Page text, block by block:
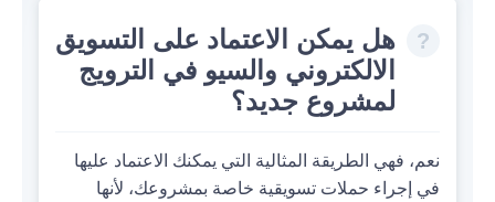
هل يمكن الاعتماد على التسويق
الالكتروني والسيو في الترويج
لمشروع جديد؟
نعم، فهي الطريقة المثالية التي يمكنك الاعتماد عليها
في إجراء حملات تسويقية خاصة بمشروعك، لأنها